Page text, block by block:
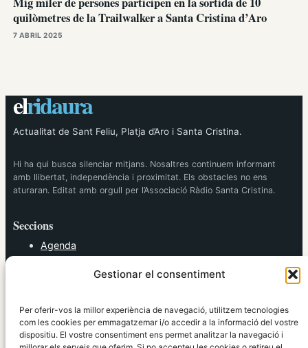
Gestionar el consentiment
Per oferir-vos la millor experiència de navegació, utilitzem tecnologies
com les cookies per emmagatzemar i/o accedir a la informació del vostre
dispositiu. El vostre consentiment ens permet analitzar la navegació i
quilòmetres de la Trailwalker a Santa Cristina d’Aro
7 ABRIL 2025
elridaura
Actualitat de Sant Feliu, Platja d’Aro i Santa Cristina.
Hi ha qui busca silenciar mitjans. Nosaltres continuem informant
amb llibertat, independència i proximitat. Els obstacles no ens
aturaran. Editat amb orgull per l’Associació Ràdio Santa Cristina.
Seccions
Agenda
Política
Societat
Tendències